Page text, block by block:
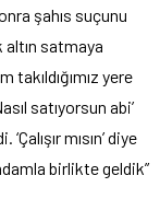
şahıs suçunu
altın satmaya
takıldığımız yere
satıyorsun abi’
mısın’ diye
birlikte geldik”